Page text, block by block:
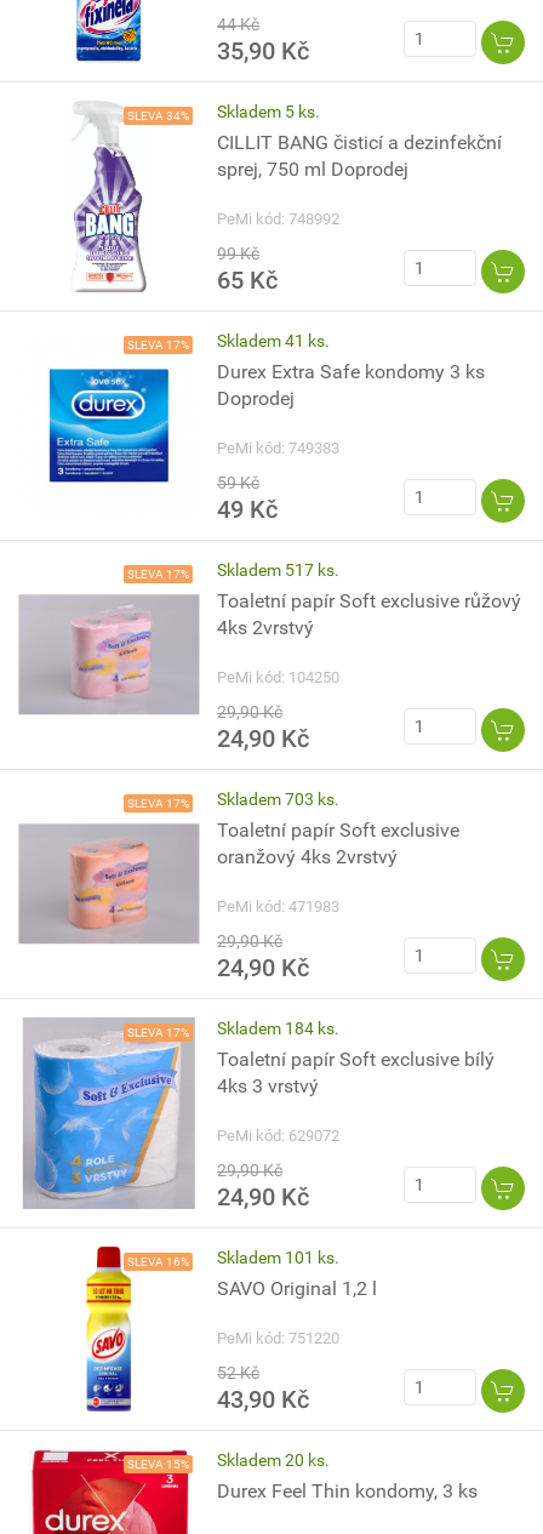
44 Kč
35,90 Kč
SLEVA 34% Skladem 5 ks.
CILLIT BANG čisticí a dezinfekční
sprej, 750 ml Doprodej
PeMi kód: 748992
99 Kč
65 Kč
SLEVA 17% Skladem 41 ks.
Durex Extra Safe kondomy 3 ks
Doprodej
PeMi kód: 749383
59 Kč
49 Kč
SLEVA 17% Skladem 517 ks.
Toaletní papír Soft exclusive růžový
4ks 2vrstvý
PeMi kód: 104250
29,90 Kč
24,90 Kč
SLEVA 17% Skladem 703 ks.
Toaletní papír Soft exclusive
oranžový 4ks 2vrstvý
PeMi kód: 471983
29,90 Kč
24,90 Kč
SLEVA 17% Skladem 184 ks.
Toaletní papír Soft exclusive bílý
4ks 3 vrstvý
PeMi kód: 629072
29,90 Kč
24,90 Kč
SLEVA 16% Skladem 101 ks.
SAVO Original 1,2 l
PeMi kód: 751220
52 Kč
43,90 Kč
SLEVA 15% Skladem 20 ks.
Durex Feel Thin kondomy, 3 ks